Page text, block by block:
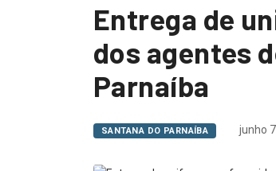
Entrega de
dos agentes
Parnaíba
SANTANA DO PARNAÍBA junho